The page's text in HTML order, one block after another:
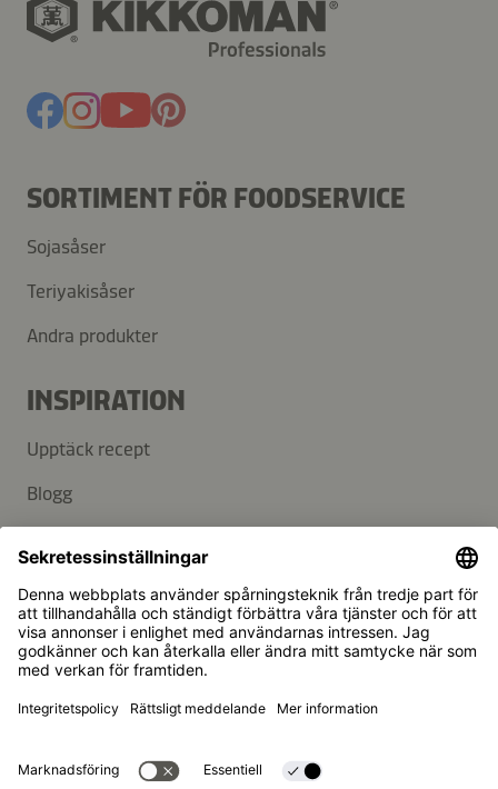
SORTIMENT FÖR FOODSERVICE
Sojasåser
Teriyakisåser
Andra produkter
INSPIRATION
Upptäck recept
Blogg
SUPPORT
Kontakt
FAQ
© Kikkoman Trading Europe GmbH 2023 – 2026